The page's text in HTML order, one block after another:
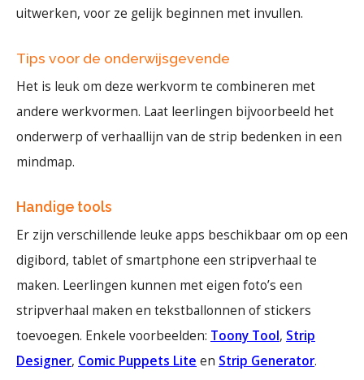
uitwerken, voor ze gelijk beginnen met invullen.
Tips voor de onderwijsgevende
Het is leuk om deze werkvorm te combineren met
andere werkvormen. Laat leerlingen bijvoorbeeld het
onderwerp of verhaallijn van de strip bedenken in een
mindmap.
Handige tools
Er zijn verschillende leuke apps beschikbaar om op een
digibord, tablet of smartphone een stripverhaal te
maken. Leerlingen kunnen met eigen foto’s een
stripverhaal maken en tekstballonnen of stickers
toevoegen. Enkele voorbeelden: Toony Tool, Strip
Designer, Comic Puppets Lite en Strip Generator.